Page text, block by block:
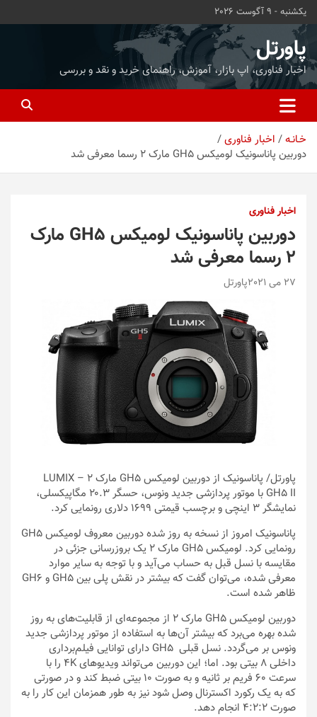
محتوا
بروید
یکشنبه - 9 آگوست 2026
پاورتل
اخبار فناوری، اپ بازار، آموزش، راهنمای خرید و نقد و بررسی
خـانـه
اخبار فناوری
دوربین پاناسونیک لومیکس GH5 مارک ۲ رسما معرفی شد
اخبار فناوری
دوربین پاناسونیک لومیکس GH5 مارک
۲ رسما معرفی شد
27 می 2021 پاورتل
پاورتل
/ پاناسونیک از دوربین لومیکس GH5 مارک ۲ – LUMIX
GH5 II با موتور پردازشی جدید ونوس، حسگر ۲۰.۳ مگاپیکسلی،
نمایشگر ۳ اینچی و برچسب قیمتی ۱۶۹۹ دلاری رونمایی کرد.
پاناسونیک امروز از نسخه به روز شده دوربین معروف لومیکس GH5
رونمایی کرد. لومیکس GH5 مارک ۲ یک بروزرسانی جزئی در
مقایسه با نسل قبل به حساب می‌آید و با توجه به سایر موارد
معرفی شده، می‌توان گفت که بیشتر در نقش پلی بین GH5 و GH6
ظاهر شده است.
دوربین لومیکس GH5 مارک ۲ از مجموعه‌ای از قابلیت‌های به روز
شده بهره می‌برد که بیشتر آن‌ها به استفاده از موتور پردازشی جدید
ونوس بر می‌گردد. نسل قبلی GH5 دارای توانایی فیلم‌برداری
داخلی ۸ بیتی بود. اما؛ این دوربین می‌تواند ویدیوهای ۴K را با
سرعت ۶۰ فریم بر ثانیه و به صورت ۱۰ بیتی ضبط کند و در صورتی
که به یک رکورد اکسترنال وصل شود نیز به طور همزمان این کار را به
صورت ۴:۲:۲ انجام دهد.